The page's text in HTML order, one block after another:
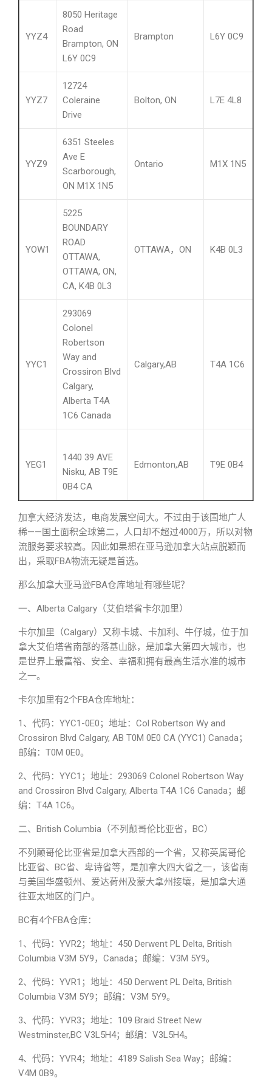
YYZ4
8050 Heritage
Road
Brampton, ON
L6Y 0C9
Brampton L6Y 0C9
YYZ7
12724
Coleraine
Drive
Bolton, ON L7E 4L8
YYZ9
6351 Steeles
Ave E
Scarborough,
ON M1X 1N5
Ontario M1X 1N5
YOW1
5225
BOUNDARY
ROAD
OTTAWA,
OTTAWA, ON,
CA, K4B 0L3
OTTAWA，ON K4B 0L3
YYC1
293069
Colonel
Robertson
Way and
Crossiron Blvd
Calgary,
Alberta T4A
1C6 Canada
Calgary,AB T4A 1C6
YEG1
1440 39 AVE
Nisku, AB T9E
0B4 CA
Edmonton,AB T9E 0B4
加拿大经济发达，电商发展空间大。不过由于该国地广人
稀——国土面积全球第二，人口却不超过4000万，所以对物
流服务要求较高。因此如果想在亚马逊加拿大站点脱颖而
出，采取FBA物流无疑是首选。
那么加拿大亚马逊FBA仓库地址有哪些呢？
一、 Alberta Calgary（艾伯塔省卡尔加里）
卡尔加里（Calgary）又称卡城、卡加利、牛仔城，位于加
拿大艾伯塔省南部的落基山脉，是加拿大第四大城市，也
是世界上最富裕、安全、幸福和拥有最高生活水准的城市
之一。
卡尔加里有2个FBA仓库地址：
1、代码：YYC1-0E0；地址：Col Robertson Wy and
Crossiron Blvd Calgary, AB T0M 0E0 CA (YYC1) Canada；
邮编：T0M 0E0。
2、代码：YYC1；地址：293069 Colonel Robertson Way
and Crossiron Blvd Calgary, Alberta T4A 1C6 Canada；邮
编：T4A 1C6。
二、 British Columbia（不列颠哥伦比亚省，BC）
不列颠哥伦比亚省是加拿大西部的一个省，又称英属哥伦
比亚省、 BC省、卑诗省等，是加拿大四大省之一，该省南
与美国华盛顿州、爱达荷州及蒙大拿州接壤，是加拿大通
往亚太地区的门户。
BC有4个FBA仓库：
1、代码：YVR2；地址：450 Derwent PL Delta, British
Columbia V3M 5Y9，Canada；邮编：V3M 5Y9。
2、代码：YVR1；地址：450 Derwent PL Delta, British
Columbia V3M 5Y9；邮编：V3M 5Y9。
3、代码：YVR3；地址：109 Braid Street New
Westminster,BC V3L5H4；邮编：V3L5H4。
4、代码：YVR4；地址：4189 Salish Sea Way；邮编：
V4M 0B9。